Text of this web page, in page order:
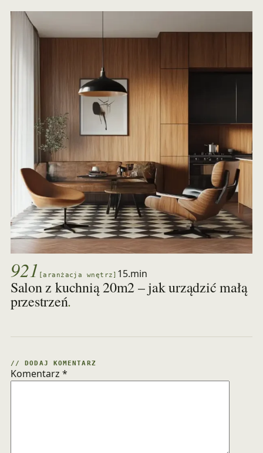
921 [aranżacja wnętrz] 15.min
Salon z kuchnią 20m2 – jak urządzić małą
przestrzeń.
// DODAJ KOMENTARZ
Komentarz *